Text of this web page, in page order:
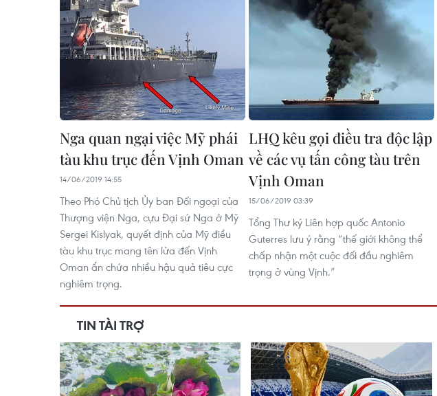
Nga quan ngại việc Mỹ phái
tàu khu trục đến Vịnh Oman
14/06/2019 14:55
Theo Phó Chủ tịch Ủy ban Đối ngoại của
Thượng viện Nga, cựu Đại sứ Nga ở Mỹ
Sergei Kislyak, quyết định của Mỹ điều
tàu khu trục mang tên lửa đến Vịnh
Oman ẩn chứa nhiều hậu quả tiêu cực
nghiêm trọng.
LHQ kêu gọi điều tra độc lập
về các vụ tấn công tàu trên
Vịnh Oman
15/06/2019 03:39
Tổng Thư ký Liên hợp quốc Antonio
Guterres lưu ý rằng “thế giới không thể
chấp nhận một cuộc đối đầu nghiêm
trọng ở vùng Vịnh.”